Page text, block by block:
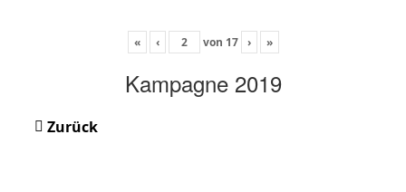
« ‹ von 17 › »
Kampagne 2019
Zurück